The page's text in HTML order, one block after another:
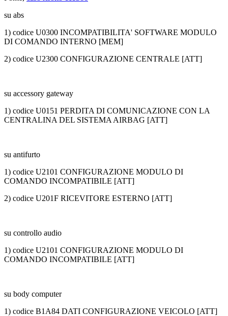
su abs
1) codice U0300 INCOMPATIBILITA' SOFTWARE MODULO
DI COMANDO INTERNO [MEM]
2) codice U2300 CONFIGURAZIONE CENTRALE [ATT]
su accessory gateway
1) codice U0151 PERDITA DI COMUNICAZIONE CON LA
CENTRALINA DEL SISTEMA AIRBAG [ATT]
su antifurto
1) codice U2101 CONFIGURAZIONE MODULO DI
COMANDO INCOMPATIBILE [ATT]
2) codice U201F RICEVITORE ESTERNO [ATT]
su controllo audio
1) codice U2101 CONFIGURAZIONE MODULO DI
COMANDO INCOMPATIBILE [ATT]
su body computer
1) codice B1A84 DATI CONFIGURAZIONE VEICOLO [ATT]